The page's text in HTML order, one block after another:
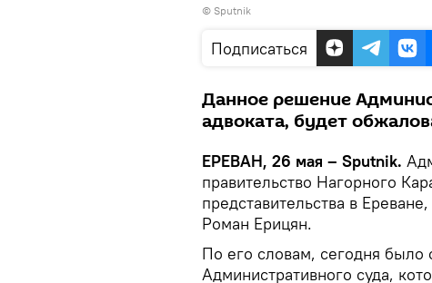
© Sputnik
Подписаться
Данное решение
адвоката, будет
ЕРЕВАН, 26 мая – Sputnik․
правительство Нагорного
представительства в
Роман Ерицян.
По его словам, сегодня было
Административного суда,